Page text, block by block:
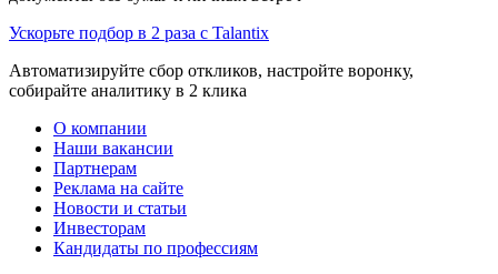
Ускорьте подбор в 2 раза с Talantix
Автоматизируйте сбор откликов, настройте воронку,
собирайте аналитику в 2 клика
О компании
Наши вакансии
Партнерам
Реклама на сайте
Новости и статьи
Инвесторам
Кандидаты по профессиям